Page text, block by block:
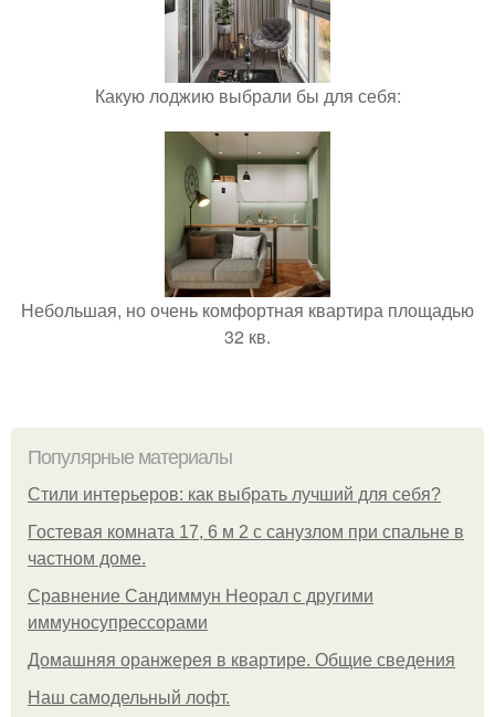
Какую лоджию выбрали бы для себя:
Небольшая, но очень комфортная квартира площадью
32 кв.
Популярные материалы
Стили интерьеров: как выбрать лучший для себя?
Гостевая комната 17, 6 м 2 с санузлом при спальне в
частном доме.
Сравнение Сандиммун Неорал с другими
иммуносупрессорами
Домашняя оранжерея в квартире. Общие сведения
Наш самодельный лофт.